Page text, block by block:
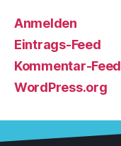
Anmelden
Eintrags-Feed
Kommentar-Feed
WordPress.org